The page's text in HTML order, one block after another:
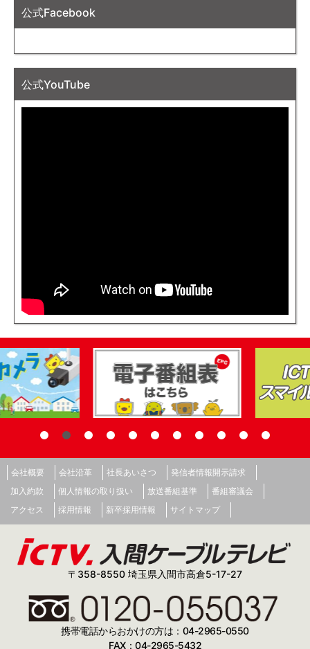
公式Facebook
公式YouTube
会社概要 会社沿革 社長あいさつ
発信者情報開示請求
加入約款
個人情報の取り扱い 放送番組基準
番組審議会
アクセス
採用情報 新卒採用情報 サイトマップ
〒358-8550 埼玉県入間市高倉5-17-27
携帯電話からおかけの方は：04-2965-0550
FAX：04-2965-5432